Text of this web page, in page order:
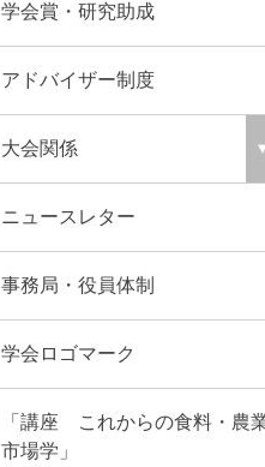
学会賞・研究助成
アドバイザー制度
大会関係
ニュースレター
事務局・役員体制
学会ロゴマーク
「講座 これからの食料・農
市場学」